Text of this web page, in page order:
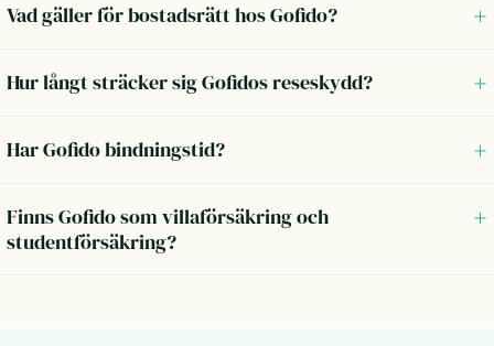
Vad gäller för bostadsrätt hos Gofido?
Hur långt sträcker sig Gofidos reseskydd?
Har Gofido bindningstid?
Finns Gofido som villaförsäkring och
studentförsäkring?